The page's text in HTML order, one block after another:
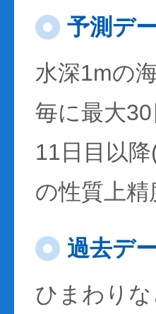
予測デ
水深1mの
毎に最大
11日目以
の性質上
過去デ
ひまわり